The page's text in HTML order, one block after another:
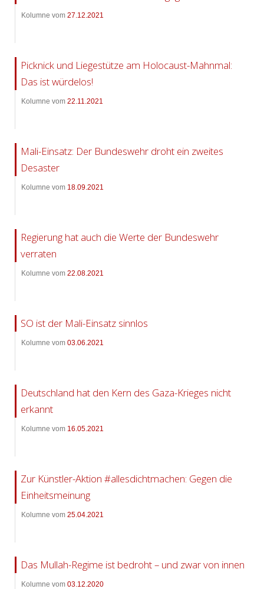
Kolumne vom 27.12.2021
Picknick und Liegestütze am Holocaust-Mahnmal:
Das ist würdelos!
Kolumne vom 22.11.2021
Mali-Einsatz: Der Bundeswehr droht ein zweites
Desaster
Kolumne vom 18.09.2021
Regierung hat auch die Werte der Bundeswehr
verraten
Kolumne vom 22.08.2021
SO ist der Mali-Einsatz sinnlos
Kolumne vom 03.06.2021
Deutschland hat den Kern des Gaza-Krieges nicht
erkannt
Kolumne vom 16.05.2021
Zur Künstler-Aktion #allesdichtmachen: Gegen die
Einheitsmeinung
Kolumne vom 25.04.2021
Das Mullah-Regime ist bedroht – und zwar von innen
Kolumne vom 03.12.2020